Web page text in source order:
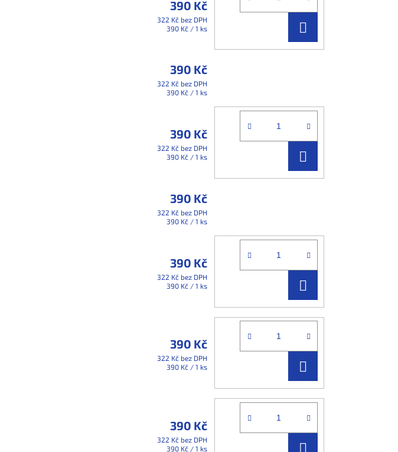
390 Kč
322 Kč bez DPH
Měrná
390 Kč / 1 ks
KOŠÍKU
390 Kč
322 Kč bez DPH
Měrná
390 Kč / 1 ks
390 Kč
322 Kč bez DPH
Měrná
390 Kč / 1 ks
KOŠÍKU
390 Kč
322 Kč bez DPH
Měrná
390 Kč / 1 ks
390 Kč
322 Kč bez DPH
Měrná
390 Kč / 1 ks
KOŠÍKU
390 Kč
322 Kč bez DPH
Měrná
390 Kč / 1 ks
KOŠÍKU
390 Kč
322 Kč bez DPH
Měrná
390 Kč / 1 ks